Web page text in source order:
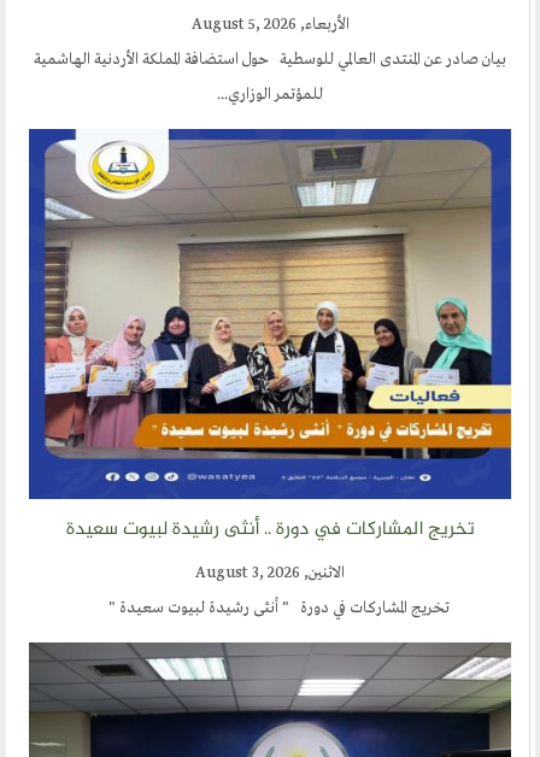
الأربعاء, August 5, 2026
بيان صادر عن المنتدى العالمي للوسطية حول استضافة المملكة الأردنية الهاشمية
للمؤتمر الوزاري...
تخريج المشاركات في دورة .. أنثى رشيدة لبيوت سعيدة
الاثنين, August 3, 2026
تخريج المشاركات في دورة " أنثى رشيدة لبيوت سعيدة "